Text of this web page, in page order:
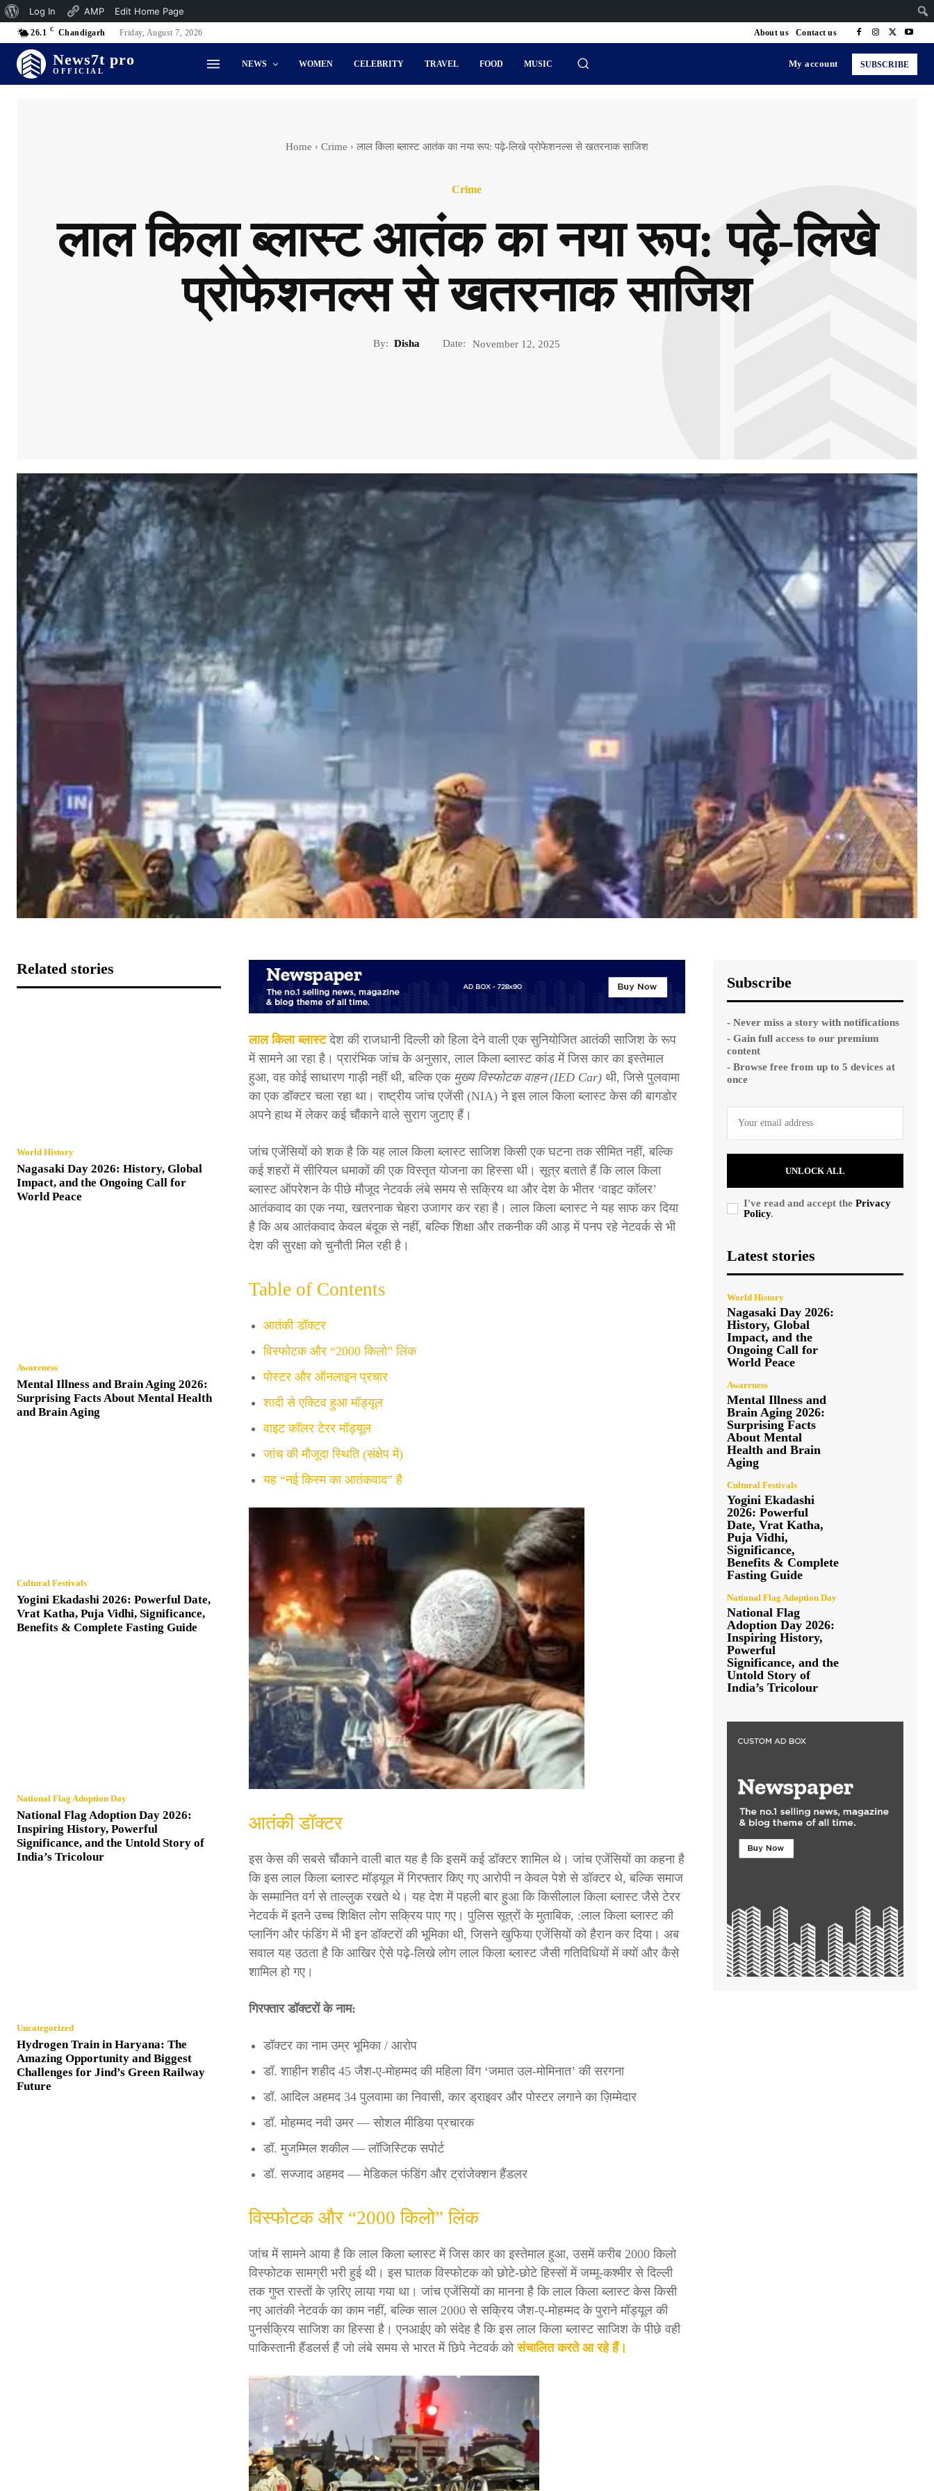
26.1 C Chandigarh Friday, August 7, 2026 About us Contact us
News7t pro
OFFICIAL
NEWS WOMEN CELEBRITY TRAVEL FOOD MUSIC My account SUBSCRIBE
Home Crime लाल किला ब्लास्ट आतंक का नया रूप: पढ़े-लिखे प्रोफेशनल्स से खतरनाक साजिश
Crime
लाल किला ब्लास्ट आतंक का नया रूप: पढ़े-लिखे
प्रोफेशनल्स से खतरनाक साजिश
By: Disha Date: November 12, 2025
Related stories
World History
Nagasaki Day 2026: History, Global
Impact, and the Ongoing Call for
World Peace
Awareness
Mental Illness and Brain Aging 2026:
Surprising Facts About Mental Health
and Brain Aging
Cultural Festivals
Yogini Ekadashi 2026: Powerful Date,
Vrat Katha, Puja Vidhi, Significance,
Benefits & Complete Fasting Guide
National Flag Adoption Day
National Flag Adoption Day 2026:
Inspiring History, Powerful
Significance, and the Untold Story of
India’s Tricolour
Uncategorized
Hydrogen Train in Haryana: The
Amazing Opportunity and Biggest
Challenges for Jind’s Green Railway
Future
लाल किला ब्लास्टदेश की राजधानी दिल्ली को हिला देने वाली एक सुनियोजित आतंकी साजिश के रूप
में सामने आ रहा है। प्रारंभिक जांच के अनुसार, लाल किला ब्लास्ट कांड में जिस कार का इस्तेमाल
हुआ, वह कोई साधारण गाड़ी नहीं थी, बल्कि एक मुख्य विस्फोटक वाहन (IED Car) थी, जिसे पुलवामा
का एक डॉक्टर चला रहा था। राष्ट्रीय जांच एजेंसी (NIA) ने इस लाल किला ब्लास्ट केस की बागडोर
अपने हाथ में लेकर कई चौंकाने वाले सुराग जुटाए हैं।
जांच एजेंसियों को शक है कि यह लाल किला ब्लास्ट साजिश किसी एक घटना तक सीमित नहीं, बल्कि
कई शहरों में सीरियल धमाकों की एक विस्तृत योजना का हिस्सा थी। सूत्र बताते हैं कि लाल किला
ब्लास्ट ऑपरेशन के पीछे मौजूद नेटवर्क लंबे समय से सक्रिय था और देश के भीतर ‘वाइट कॉलर’
आतंकवाद का एक नया, खतरनाक चेहरा उजागर कर रहा है। लाल किला ब्लास्ट ने यह साफ कर दिया
है कि अब आतंकवाद केवल बंदूक से नहीं, बल्कि शिक्षा और तकनीक की आड़ में पनप रहे नेटवर्क से भी
देश की सुरक्षा को चुनौती मिल रही है।
Table of Contents
आतंकी डॉक्टर
विस्फोटक और “2000 किलो” लिंक
पोस्टर और ऑनलाइन प्रचार
शादी से एक्टिव हुआ मॉड्यूल
वाइट कॉलर टेरर मॉड्यूल
जांच की मौजूदा स्थिति (संक्षेप में)
यह “नई किस्म का आतंकवाद” है
आतंकी डॉक्टर
इस केस की सबसे चौंकाने वाली बात यह है कि इसमें कई डॉक्टर शामिल थे। जांच एजेंसियों का कहना है
कि इस लाल किला ब्लास्ट मॉड्यूल में गिरफ्तार किए गए आरोपी न केवल पेशे से डॉक्टर थे, बल्कि समाज
के सम्मानित वर्ग से ताल्लुक रखते थे। यह देश में पहली बार हुआ कि किसीलाल किला ब्लास्ट जैसे टेरर
नेटवर्क में इतने उच्च शिक्षित लोग सक्रिय पाए गए। पुलिस सूत्रों के मुताबिक, :लाल किला ब्लास्ट की
प्लानिंग और फंडिंग में भी इन डॉक्टरों की भूमिका थी, जिसने खुफिया एजेंसियों को हैरान कर दिया। अब
सवाल यह उठता है कि आखिर ऐसे पढ़े-लिखे लोग लाल किला ब्लास्ट जैसी गतिविधियों में क्यों और कैसे
शामिल हो गए।
गिरफ्तार डॉक्टरों के नाम:
डॉक्टर का नाम उम्र भूमिका / आरोप
डॉ. शाहीन शहीद 45 जैश-ए-मोहम्मद की महिला विंग ‘जमात उल-मोमिनात’ की सरगना
डॉ. आदिल अहमद 34 पुलवामा का निवासी, कार ड्राइवर और पोस्टर लगाने का ज़िम्मेदार
डॉ. मोहम्मद नवी उमर — सोशल मीडिया प्रचारक
डॉ. मुजम्मिल शकील — लॉजिस्टिक सपोर्ट
डॉ. सज्जाद अहमद — मेडिकल फंडिंग और ट्रांजेक्शन हैंडलर
विस्फोटक और “2000 किलो” लिंक
जांच में सामने आया है कि लाल किला ब्लास्ट में जिस कार का इस्तेमाल हुआ, उसमें करीब 2000 किलो
विस्फोटक सामग्री भरी हुई थी। इस घातक विस्फोटक को छोटे-छोटे हिस्सों में जम्मू-कश्मीर से दिल्ली
तक गुप्त रास्तों के ज़रिए लाया गया था। जांच एजेंसियों का मानना है कि लाल किला ब्लास्ट केस किसी
नए आतंकी नेटवर्क का काम नहीं, बल्कि साल 2000 से सक्रिय जैश-ए-मोहम्मद के पुराने मॉड्यूल की
पुनर्सक्रिय साजिश का हिस्सा है। एनआईए को संदेह है कि इस लाल किला ब्लास्ट साजिश के पीछे वही
पाकिस्तानी हैंडलर्स हैं जो लंबे समय से भारत में छिपे नेटवर्क कोसंचालित करते आ रहे हैं।
Subscribe
- Never miss a story with notifications
- Gain full access to our premium
content
- Browse free from up to 5 devices at
once
UNLOCK ALL
I've read and accept the Privacy
Policy.
Latest stories
World History
Nagasaki Day 2026:
History, Global
Impact, and the
Ongoing Call for
World Peace
Awareness
Mental Illness and
Brain Aging 2026:
Surprising Facts
About Mental
Health and Brain
Aging
Cultural Festivals
Yogini Ekadashi
2026: Powerful
Date, Vrat Katha,
Puja Vidhi,
Significance,
Benefits & Complete
Fasting Guide
National Flag Adoption Day
National Flag
Adoption Day 2026:
Inspiring History,
Powerful
Significance, and the
Untold Story of
India’s Tricolour
About
WordPress
Log In AMP Edit Home Page